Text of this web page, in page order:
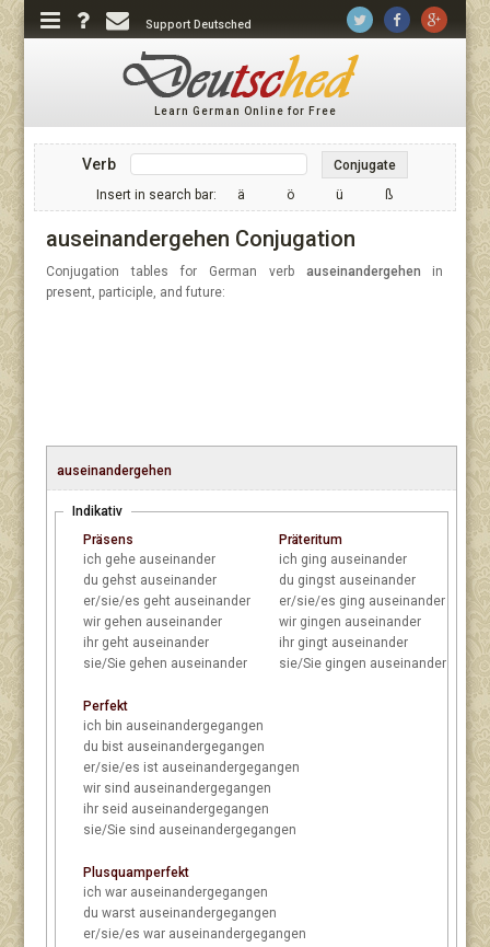
Support Deutsched
Learn German Online for Free
Verb
Conjugate
Insert in search bar:
ä ö ü ß
auseinandergehen Conjugation
Conjugation tables for German verb auseinandergehen in
present, participle, and future:
auseinandergehen
Indikativ
Präsens
ich gehe auseinander
du gehst auseinander
er/sie/es geht auseinander
wir gehen auseinander
ihr geht auseinander
sie/Sie gehen auseinander
Präteritum
ich ging auseinander
du gingst auseinander
er/sie/es ging auseinander
wir gingen auseinander
ihr gingt auseinander
sie/Sie gingen auseinander
Perfekt
ich bin auseinandergegangen
du bist auseinandergegangen
er/sie/es ist auseinandergegangen
wir sind auseinandergegangen
ihr seid auseinandergegangen
sie/Sie sind auseinandergegangen
Plusquamperfekt
ich war auseinandergegangen
du warst auseinandergegangen
er/sie/es war auseinandergegangen